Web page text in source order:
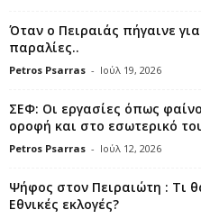
Όταν ο Πειραιάς πήγαινε
παραλίες..
Petros Psarras - Ιούλ 19, 2026
ΣΕΦ: Οι εργασίες όπως
οροφή και στο εσωτερικό
Petros Psarras - Ιούλ 12, 2026
Ψήφος στον Πειραιώτη : Τι
Εθνικές εκλογές?